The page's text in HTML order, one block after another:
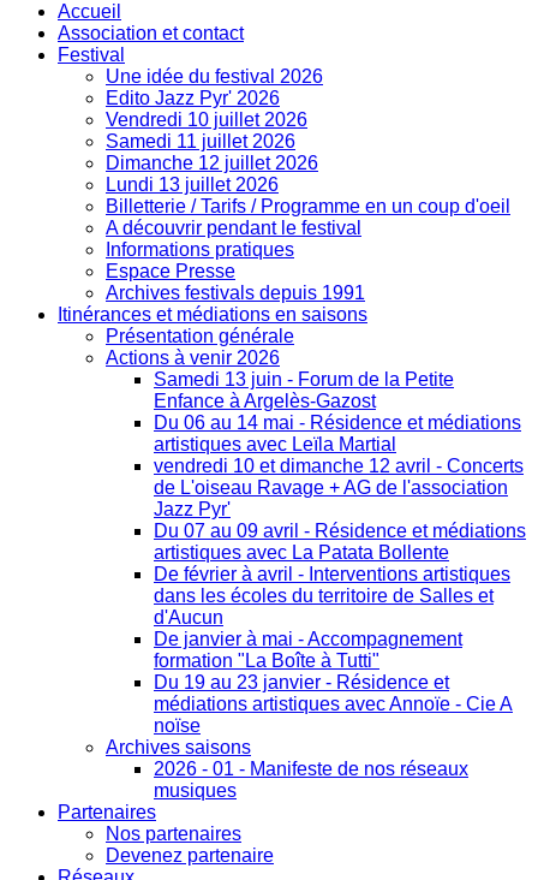
Accueil
Association et contact
Festival
Une idée du festival 2026
Edito Jazz Pyr' 2026
Vendredi 10 juillet 2026
Samedi 11 juillet 2026
Dimanche 12 juillet 2026
Lundi 13 juillet 2026
Billetterie / Tarifs / Programme en un coup d'oeil
A découvrir pendant le festival
Informations pratiques
Espace Presse
Archives festivals depuis 1991
Itinérances et médiations en saisons
Présentation générale
Actions à venir 2026
Samedi 13 juin - Forum de la Petite
Enfance à Argelès-Gazost
Du 06 au 14 mai - Résidence et médiations
artistiques avec Leïla Martial
vendredi 10 et dimanche 12 avril - Concerts
de L'oiseau Ravage + AG de l'association
Jazz Pyr'
Du 07 au 09 avril - Résidence et médiations
artistiques avec La Patata Bollente
De février à avril - Interventions artistiques
dans les écoles du territoire de Salles et
d'Aucun
De janvier à mai - Accompagnement
formation "La Boîte à Tutti"
Du 19 au 23 janvier - Résidence et
médiations artistiques avec Annoïe - Cie A
noïse
Archives saisons
2026 - 01 - Manifeste de nos réseaux
musiques
Partenaires
Nos partenaires
Devenez partenaire